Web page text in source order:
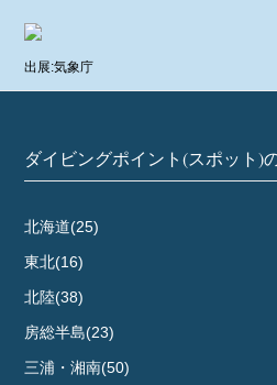
出展:気象庁
ダイビングポイント(スポット)
北海道(25)
東北(16)
北陸(38)
房総半島(23)
三浦・湘南(50)